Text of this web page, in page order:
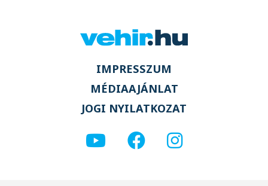
IMPRESSZUM
MÉDIAAJÁNLAT
JOGI NYILATKOZAT